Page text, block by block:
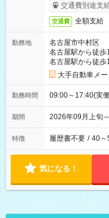
交通費別途支
交通費 全額支給
勤務地
名古屋市中村区
名古屋駅から徒歩
名古屋駅から徒歩
大手自動車メ
勤務時間 09:00～17:40(実
期間 2026年09月上旬
特徴 履歴書不要 / 40～
気になる！